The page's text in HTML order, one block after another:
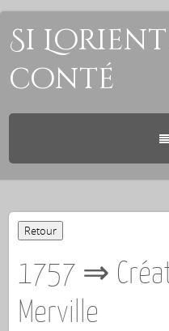
Si
conté
1757 ⇒
Merville